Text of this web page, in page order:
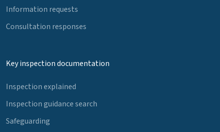
Information requests
Consultation responses
Key inspection documentation
Inspection explained
Inspection guidance search
Safeguarding